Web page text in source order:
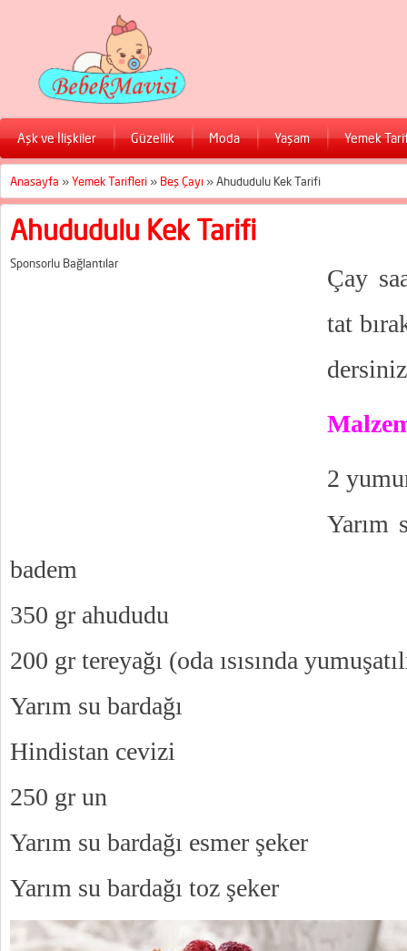
Aşk ve İlişkiler Güzellik Moda Yaşam Yemek
Anasayfa »Yemek Tarifleri » Beş Çayı »Ahududulu Kek Tarifi
Ahududulu Kek Tarifi
Sponsorlu Bağlantılar
Çay
tat
2
Yarım
badem
350 gr ahududu
200 gr tereyağı (oda ısısında
Yarım su bardağı
Hindistan cevizi
250 gr un
Yarım su bardağı esmer şeker
Yarım su bardağı toz şeker